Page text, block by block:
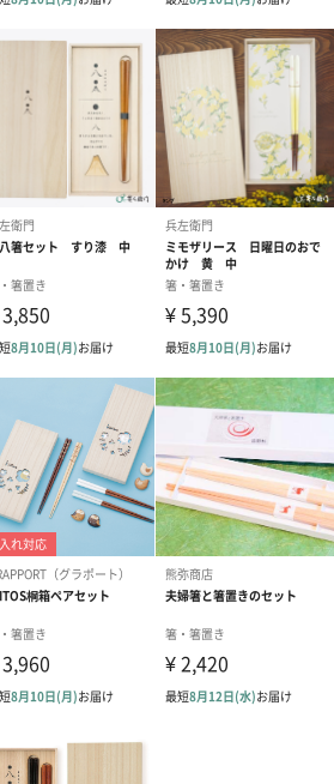
ます
地・福井県小浜の漆塗り職人から始まっ
切合成化学塗料の入っていないヴァー
べ物です。」をポリシーに、安心・安
す。
28cm×14cm×2.5cm
木（生産時期によって、木地の種類が異なる
います）
漆塗装
／中21.5cm
浄機・乾燥機のご使用はお控えください。
実物の色が多少異なる場合がございます。
れぞれに微妙な違いがございますがご了承下